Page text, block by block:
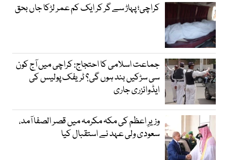
کراچی؛ پہاڑ سے گر کر ایک کم عمر لڑکا جاں بحق
جماعت اسلامی کا احتجاج: کراچی میں آج کون
سی سڑکیں بند ہوں گی؟ ٹریفک پولیس کی
ایڈوائزری جاری
وزیرِ اعظم کی مکہ مکرمہ میں قصر الصفا آمد،
سعودی ولی عہد نے استقبال کیا